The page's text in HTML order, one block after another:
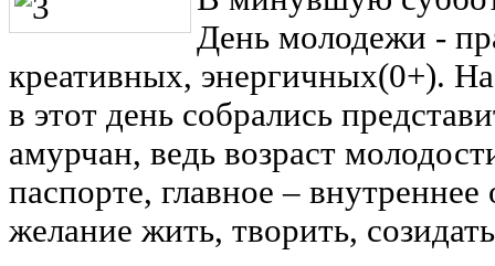
День молодежи -
креативных, энергичных(0+).
в этот день собрались
амурчан, ведь возраст
паспорте, главное –
желание жить, творить,